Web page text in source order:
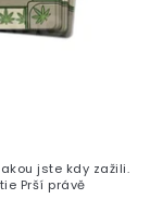
jste kdy zažili.
Prší právě